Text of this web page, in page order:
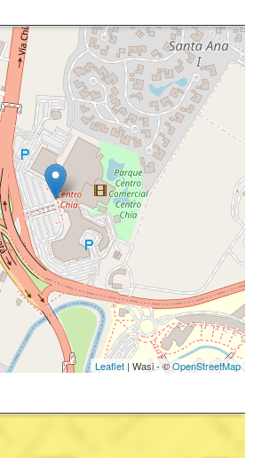
Leaflet | Wasi - ©OpenStreetMap